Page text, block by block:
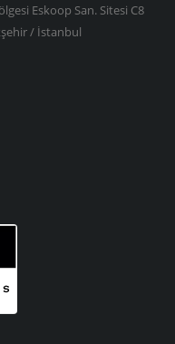
Eskoop San. Sitesi C8
/ İstanbul